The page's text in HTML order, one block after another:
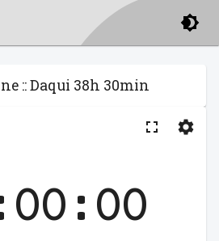
:: Daqui 38h 30min